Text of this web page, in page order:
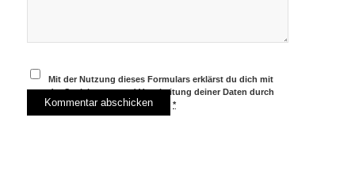
Mit der Nutzung dieses Formulars erklärst du dich mit
der Speicherung und Verarbeitung deiner Daten durch
diese Website einverstanden.*